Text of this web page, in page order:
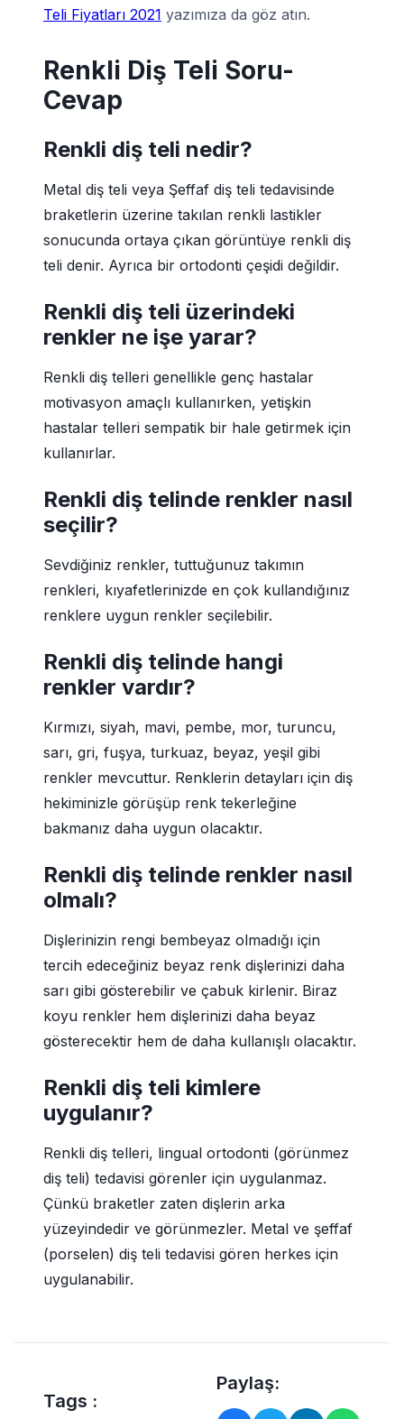
Teli Fiyatları 2021 yazımıza da göz atın.
Renkli Diş Teli Soru-
Cevap
Renkli diş teli nedir?
Metal diş teli veya Şeffaf diş teli tedavisinde
braketlerin üzerine takılan renkli lastikler
sonucunda ortaya çıkan görüntüye renkli diş
teli denir. Ayrıca bir ortodonti çeşidi değildir.
Renkli diş teli üzerindeki
renkler ne işe yarar?
Renkli diş telleri genellikle genç hastalar
motivasyon amaçlı kullanırken, yetişkin
hastalar telleri sempatik bir hale getirmek için
kullanırlar.
Renkli diş telinde renkler nasıl
seçilir?
Sevdiğiniz renkler, tuttuğunuz takımın
renkleri, kıyafetlerinizde en çok kullandığınız
renklere uygun renkler seçilebilir.
Renkli diş telinde hangi
renkler vardır?
Kırmızı, siyah, mavi, pembe, mor, turuncu,
sarı, gri, fuşya, turkuaz, beyaz, yeşil gibi
renkler mevcuttur. Renklerin detayları için diş
hekiminizle görüşüp renk tekerleğine
bakmanız daha uygun olacaktır.
Renkli diş telinde renkler nasıl
olmalı?
Dişlerinizin rengi bembeyaz olmadığı için
tercih edeceğiniz beyaz renk dişlerinizi daha
sarı gibi gösterebilir ve çabuk kirlenir. Biraz
koyu renkler hem dişlerinizi daha beyaz
gösterecektir hem de daha kullanışlı olacaktır.
Renkli diş teli kimlere
uygulanır?
Renkli diş telleri, lingual ortodonti (görünmez
diş teli) tedavisi görenler için uygulanmaz.
Çünkü braketler zaten dişlerin arka
yüzeyindedir ve görünmezler. Metal ve şeffaf
(porselen) diş teli tedavisi gören herkes için
uygulanabilir.
Tags :
Paylaş: